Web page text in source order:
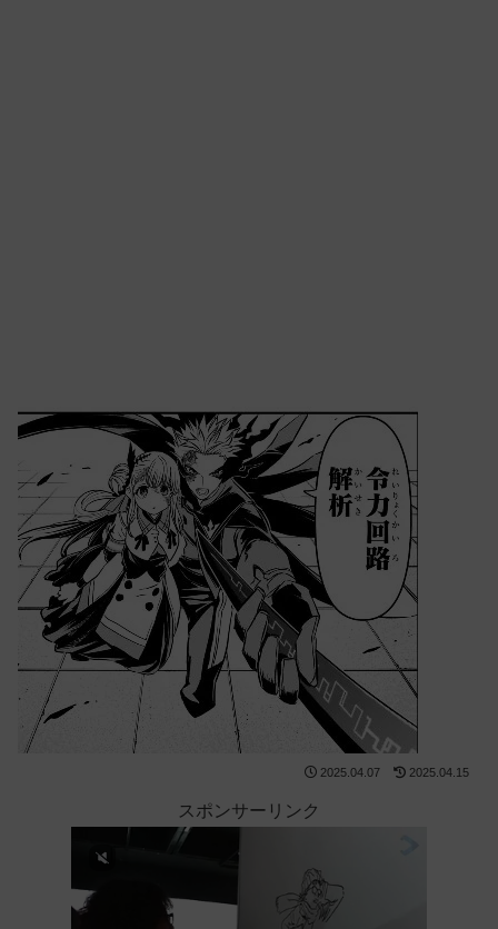
2025.04.07 2025.04.15
スポンサーリンク